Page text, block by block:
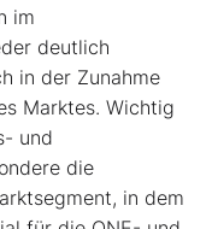
im
deutlich
in der Zunahme
Marktes. Wichtig
und
die
in dem